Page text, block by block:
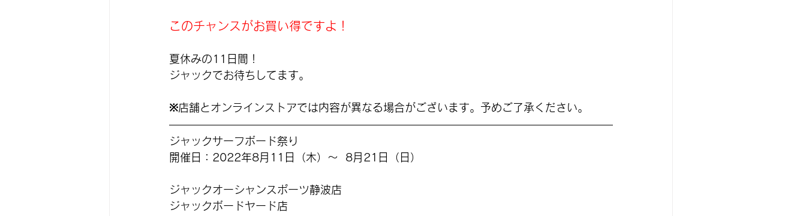
このチャンスがお買い得ですよ！
夏休みの11日間！
ジャックでお待ちしてます。
※店舗とオンラインストアでは内容が異なる場合がございます。予めご了承ください。
ジャックサーフボード祭り
開催日：2022年8月11日（木）〜  8月21日（日）
ジャックオーシャンスポーツ静波店
ジャックボードヤード店